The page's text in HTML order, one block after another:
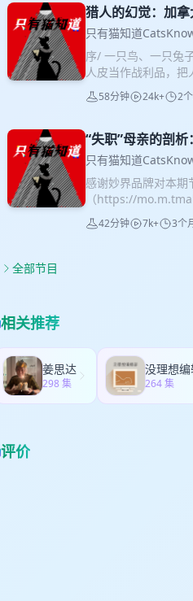
✨ 表层 | A类母婴凉
✨ 中间层 | 5mm柔
直接扔洗衣机洗，
面有个小储物袋，
季都能放心用 🎯 谁
CatsKnow】听友专
👇 🔗 领取福利方式
方式2️⃣复制淘口令
报暗号「只有猫知
CTVNEWS THE
去： Erica_8OKy、
能睡一整天、申悦
Britney_30LB、
zimablu、未来妙妙
参考/ 相关法院公开
中案件相关报道 南
报道 TAZ中案件相
道 ResoundNews中
PeelOrange、猫犟
猎人的幻觉：加
只有猫知道
序/ 一只鸟、一只兔
人皮当作战利品，
开场 02:55 猎人的
的评估 51:15 继承
BCSC 1322（庭审
犟Serena、健康企鹅
58分钟 24k+ 2
“失职”母亲的剖
只有猫知道
感谢妙界品牌对本
（https://
序/ 她的女儿被性侵
墓中与女儿相拥 大
妈，我们自己也是一
是时候，给自己和
捏+捶打双重按摩
傅帮你叩击放松，
剧、看书，都跟按
节，这次我们和妙
差。现在还可以叠
好，还有母亲节专
利，以下方式任选
https://
42分钟 7k+ 3个
全部节目
相关推荐
姜思达
298 集
没理想编
264 集
评价